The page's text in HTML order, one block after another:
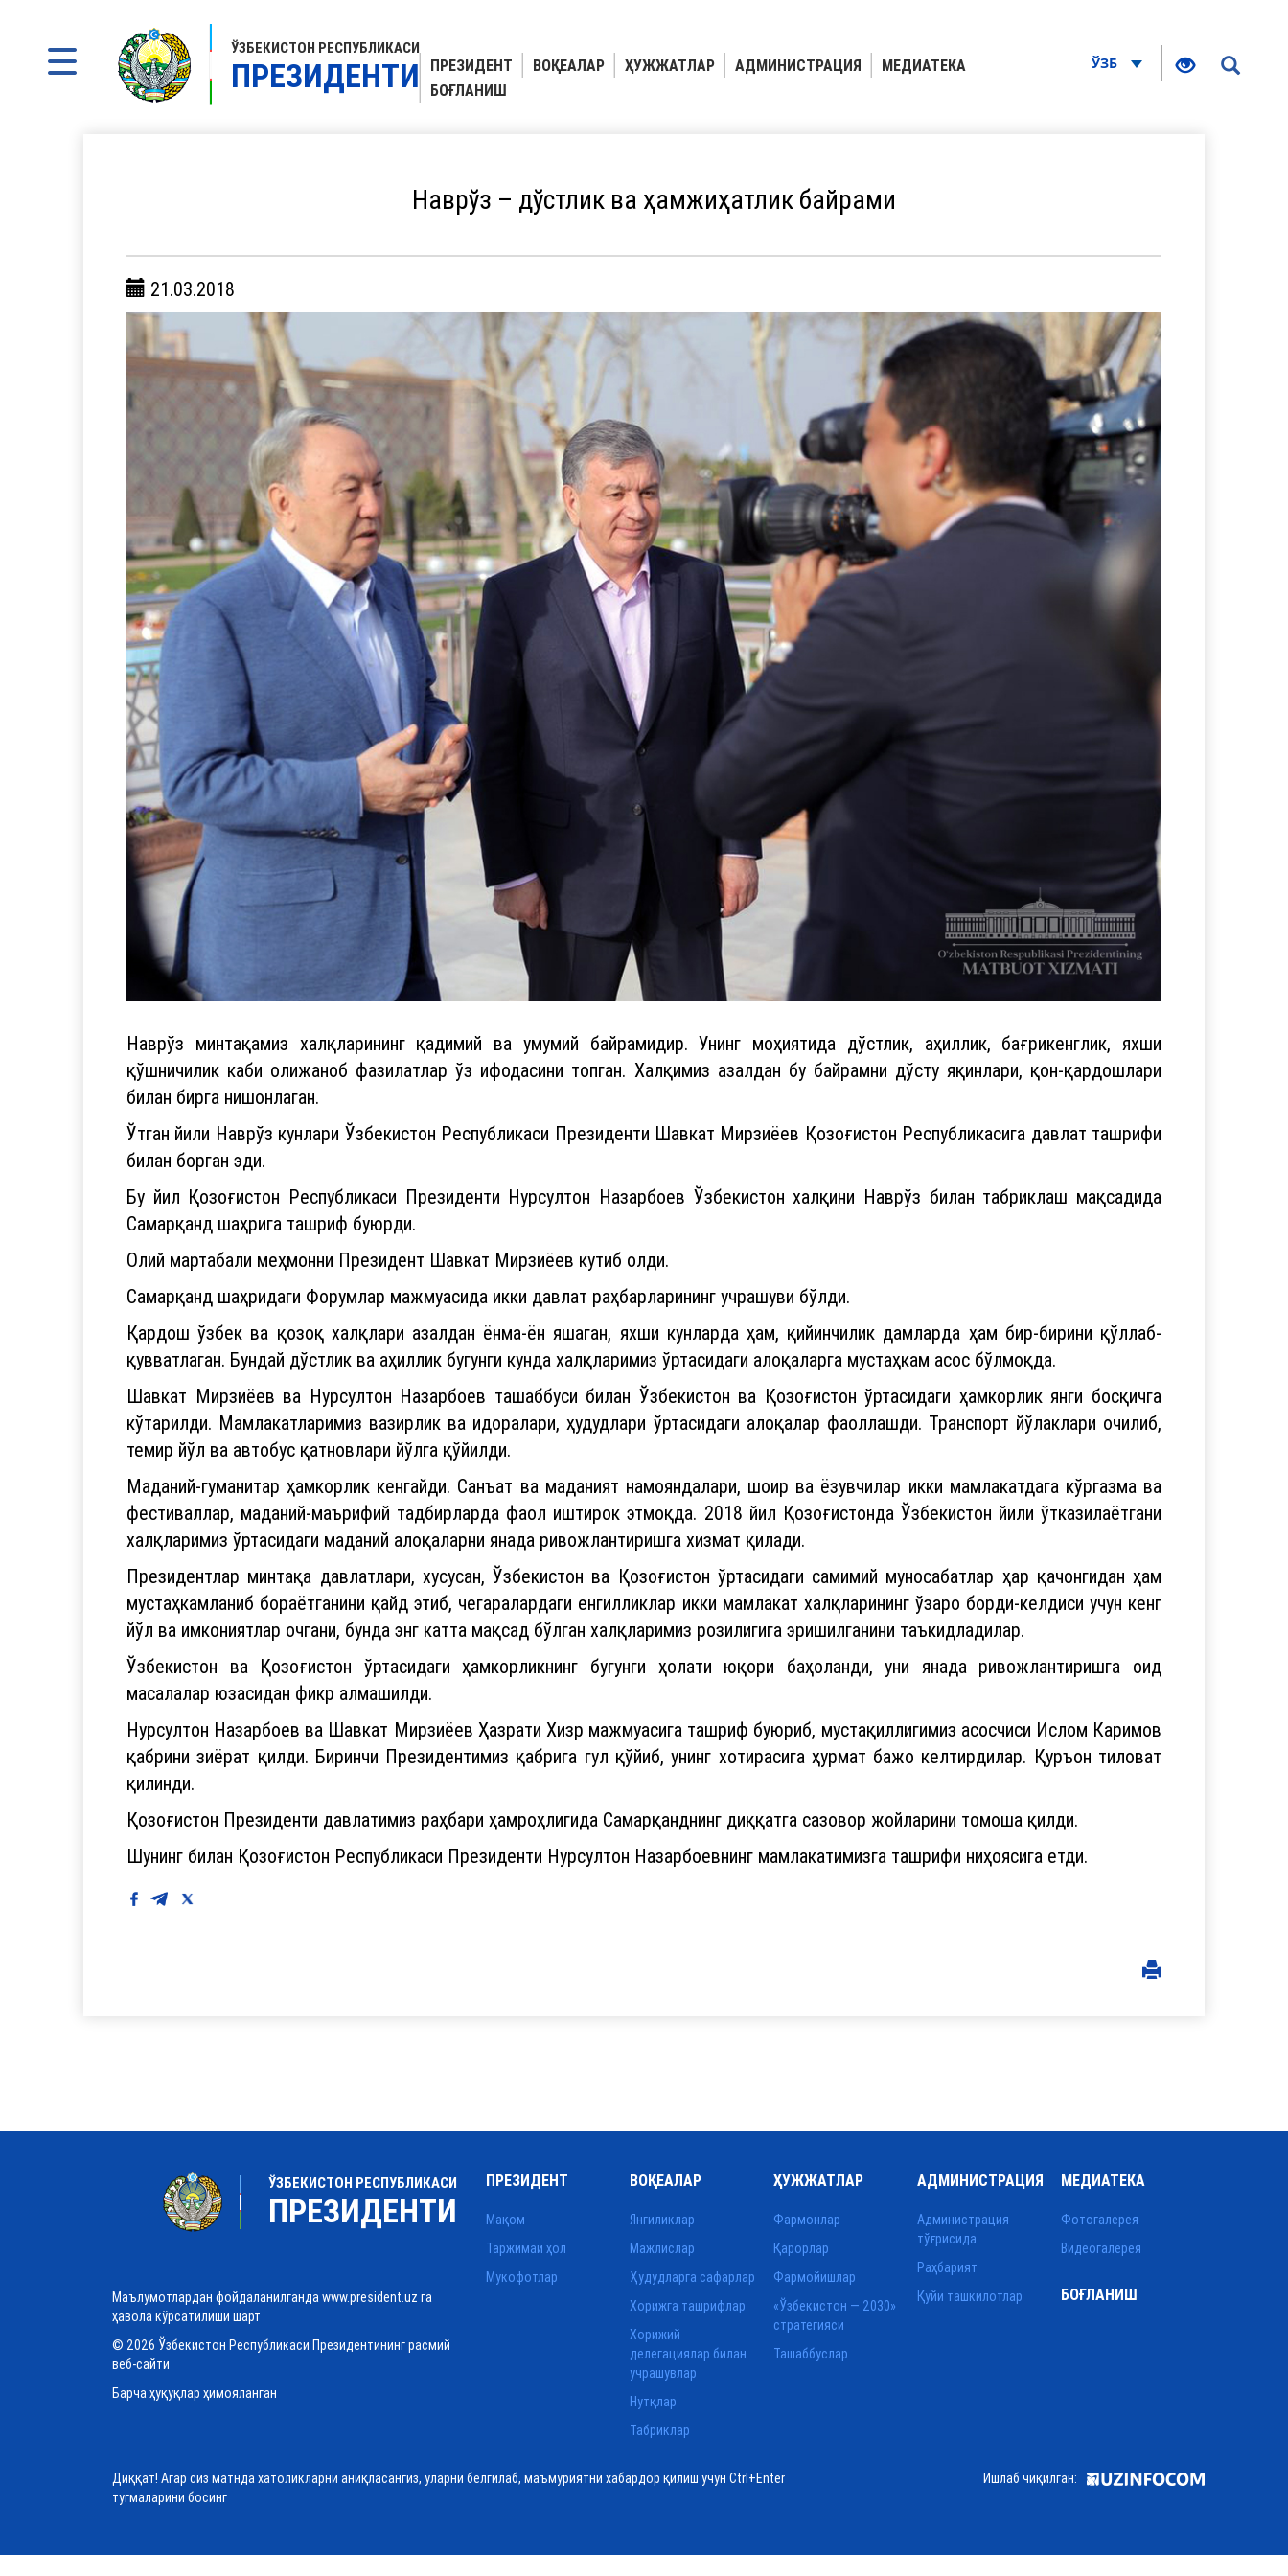
ЎЗБЕКИСТОН РЕСПУБЛИКАСИ
ПРЕЗИДЕНТИ ПРЕЗИДЕНТ ВОҚЕАЛАР ҲУЖЖАТЛАР АДМИНИСТРАЦИЯ
МЕДИАТЕКА
БОҒЛАНИШ
ЎЗБ
Наврўз – дўстлик ва ҳамжиҳатлик байрами
21.03.2018
Наврўз минтақамиз халқларининг қадимий ва умумий байрамидир. Унинг моҳиятида дўстлик, аҳиллик, бағрикенглик, яхши
қўшничилик каби олижаноб фазилатлар ўз ифодасини топган. Халқимиз азалдан бу байрамни дўсту яқинлари, қон-қардошлари
билан бирга нишонлаган.
Ўтган йили Наврўз кунлари Ўзбекистон Республикаси Президенти Шавкат Мирзиёев Қозоғистон Республикасига давлат ташрифи
билан борган эди.
Бу йил Қозоғистон Республикаси Президенти Нурсултон Назарбоев Ўзбекистон халқини Наврўз билан табриклаш мақсадида
Самарқанд шаҳрига ташриф буюрди.
Олий мартабали меҳмонни Президент Шавкат Мирзиёев кутиб олди.
Самарқанд шаҳридаги Форумлар мажмуасида икки давлат раҳбарларининг учрашуви бўлди.
Қардош ўзбек ва қозоқ халқлари азалдан ёнма-ён яшаган, яхши кунларда ҳам, қийинчилик дамларда ҳам бир-бирини қўллаб-
қувватлаган. Бундай дўстлик ва аҳиллик бугунги кунда халқларимиз ўртасидаги алоқаларга мустаҳкам асос бўлмоқда.
Шавкат Мирзиёев ва Нурсултон Назарбоев ташаббуси билан Ўзбекистон ва Қозоғистон ўртасидаги ҳамкорлик янги босқичга
кўтарилди. Мамлакатларимиз вазирлик ва идоралари, ҳудудлари ўртасидаги алоқалар фаоллашди. Транспорт йўлаклари очилиб,
темир йўл ва автобус қатновлари йўлга қўйилди.
Маданий-гуманитар ҳамкорлик кенгайди. Санъат ва маданият намояндалари, шоир ва ёзувчилар икки мамлакатдага кўргазма ва
фестиваллар, маданий-маърифий тадбирларда фаол иштирок этмоқда. 2018 йил Қозоғистонда Ўзбекистон йили ўтказилаётгани
халқларимиз ўртасидаги маданий алоқаларни янада ривожлантиришга хизмат қилади.
Президентлар минтақа давлатлари, хусусан, Ўзбекистон ва Қозоғистон ўртасидаги самимий муносабатлар ҳар қачонгидан ҳам
мустаҳкамланиб бораётганини қайд этиб, чегаралардаги енгилликлар икки мамлакат халқларининг ўзаро борди-келдиси учун кенг
йўл ва имкониятлар очгани, бунда энг катта мақсад бўлган халқларимиз розилигига эришилганини таъкидладилар.
Ўзбекистон ва Қозоғистон ўртасидаги ҳамкорликнинг бугунги ҳолати юқори баҳоланди, уни янада ривожлантиришга оид
масалалар юзасидан фикр алмашилди.
Нурсултон Назарбоев ва Шавкат Мирзиёев Ҳазрати Хизр мажмуасига ташриф буюриб, мустақиллигимиз асосчиси Ислом Каримов
қабрини зиёрат қилди. Биринчи Президентимиз қабрига гул қўйиб, унинг хотирасига ҳурмат бажо келтирдилар. Қуръон тиловат
қилинди.
Қозоғистон Президенти давлатимиз раҳбари ҳамроҳлигида Самарқанднинг диққатга сазовор жойларини томоша қилди.
Шунинг билан Қозоғистон Республикаси Президенти Нурсултон Назарбоевнинг мамлакатимизга ташрифи ниҳоясига етди.
ЎЗБЕКИСТОН РЕСПУБЛИКАСИ
ПРЕЗИДЕНТИ
Маълумотлардан фойдаланилганда www.president.uz га
ҳавола кўрсатилиши шарт
© 2026 Ўзбекистон Республикаси Президентининг расмий
веб-сайти
Барча ҳуқуқлар ҳимояланган
ПРЕЗИДЕНТ
Мақом
Таржимаи ҳол
Мукофотлар
ВОҚЕАЛАР
Янгиликлар
Мажлислар
Ҳудудларга сафарлар
Хорижга ташрифлар
Хорижий
делегациялар билан
учрашувлар
Нутқлар
Табриклар
ҲУЖЖАТЛАР
Фармонлар
Қарорлар
Фармойишлар
«Ўзбекистон — 2030»
стратегияси
Ташаббуслар
АДМИНИСТРАЦИЯ
Администрация
тўғрисида
Раҳбарият
Қуйи ташкилотлар
МЕДИАТЕКА
Фотогалерея
Видеогалерея
БОҒЛАНИШ
Диққат! Агар сиз матнда хатоликларни аниқласангиз, уларни белгилаб, маъмуриятни хабардор қилиш учун Ctrl+Enter
тугмаларини босинг
Ишлаб чиқилган: